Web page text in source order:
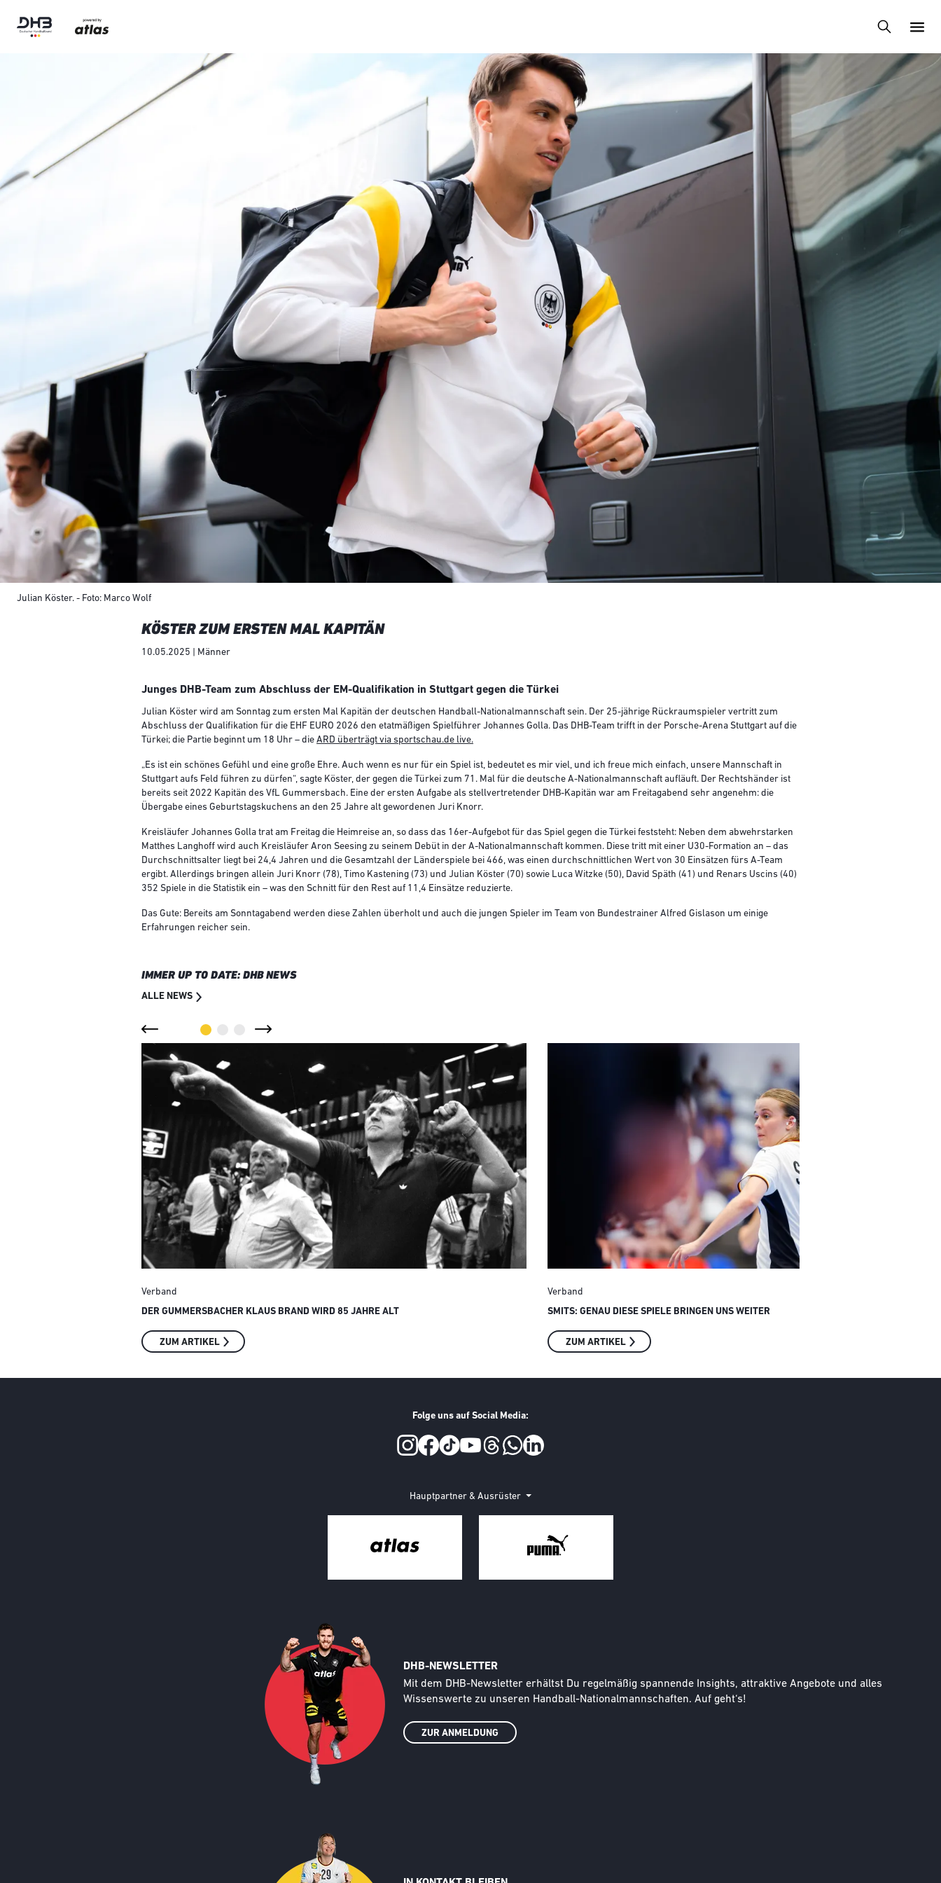
Julian Köster. - Foto: Marco Wolf
KÖSTER ZUM ERSTEN MAL KAPITÄN
10.05.2025 | Männer
Junges DHB-Team zum Abschluss der EM-Qualifikation in Stuttgart gegen die Türkei
Julian Köster wird am Sonntag zum ersten Mal Kapitän der deutschen Handball-Nationalmannschaft sein. Der 25-jährige Rückraumspieler vertritt zum
Abschluss der Qualifikation für die EHF EURO 2026 den etatmäßigen Spielführer Johannes Golla. Das DHB-Team trifft in der Porsche-Arena Stuttgart auf die
Türkei; die Partie beginnt um 18 Uhr – die ARD überträgt via sportschau.de live.
„Es ist ein schönes Gefühl und eine große Ehre. Auch wenn es nur für ein Spiel ist, bedeutet es mir viel, und ich freue mich einfach, unsere Mannschaft in
Stuttgart aufs Feld führen zu dürfen“, sagte Köster, der gegen die Türkei zum 71. Mal für die deutsche A-Nationalmannschaft aufläuft. Der Rechtshänder ist
bereits seit 2022 Kapitän des VfL Gummersbach. Eine der ersten Aufgabe als stellvertretender DHB-Kapitän war am Freitagabend sehr angenehm: die
Übergabe eines Geburtstagskuchens an den 25 Jahre alt gewordenen Juri Knorr.
Kreisläufer Johannes Golla trat am Freitag die Heimreise an, so dass das 16er-Aufgebot für das Spiel gegen die Türkei feststeht: Neben dem abwehrstarken
Matthes Langhoff wird auch Kreisläufer Aron Seesing zu seinem Debüt in der A-Nationalmannschaft kommen. Diese tritt mit einer U30-Formation an – das
Durchschnittsalter liegt bei 24,4 Jahren und die Gesamtzahl der Länderspiele bei 466, was einen durchschnittlichen Wert von 30 Einsätzen fürs A-Team
ergibt. Allerdings bringen allein Juri Knorr (78), Timo Kastening (73) und Julian Köster (70) sowie Luca Witzke (50), David Späth (41) und Renars Uscins (40)
352 Spiele in die Statistik ein – was den Schnitt für den Rest auf 11,4 Einsätze reduzierte.
Das Gute: Bereits am Sonntagabend werden diese Zahlen überholt und auch die jungen Spieler im Team von Bundestrainer Alfred Gislason um einige
Erfahrungen reicher sein.
IMMER UP TO DATE: DHB NEWS
ALLE NEWS
Verband
DER GUMMERSBACHER KLAUS BRAND WIRD 85 JAHRE ALT
ZUM ARTIKEL
Verband
SMITS: GENAU DIESE SPIELE BRINGEN UNS WEITER
ZUM ARTIKEL
Folge uns auf Social Media:
Hauptpartner & Ausrüster
DHB-NEWSLETTER
Text
Mit dem DHB-Newsletter erhältst Du regelmäßig spannende Insights, attraktive Angebote und alles
Wissenswerte zu unseren Handball-Nationalmannschaften. Auf geht‘s!
ZUR ANMELDUNG